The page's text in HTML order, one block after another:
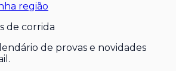
região
de corrida
de provas e novidades